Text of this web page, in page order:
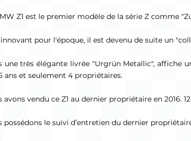
Z1 est le premier modèle de la série Z comme
innovant pour l'époque, il est devenu de suite un
une très élégante livrée "Urgrün Metallic", affiche
ans et seulement 4 propriétaires.
avons vendu ce Z1 au dernier propriétaire en 2016.
possédons le suivi d’entretien du dernier